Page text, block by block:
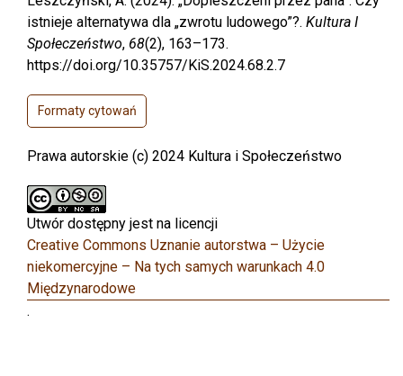
istnieje alternatywa dla „zwrotu ludowego”?. Kultura I
Społeczeństwo, 68(2), 163–173.
https://doi.org/10.35757/KiS.2024.68.2.7
Formaty cytowań
Prawa autorskie (c) 2024 Kultura i Społeczeństwo
Utwór dostępny jest na licencji
Creative Commons Uznanie autorstwa – Użycie
niekomercyjne – Na tych samych warunkach 4.0
Międzynarodowe
.